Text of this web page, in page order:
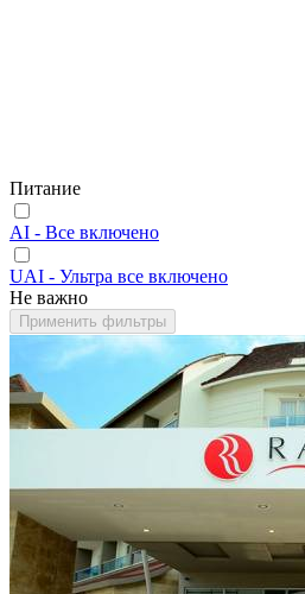
Питание
AI - Все включено
UAI - Ультра все включено
Не важно
Применить фильтры